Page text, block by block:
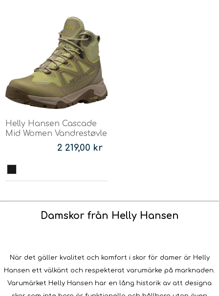
Helly Hansen Cascade
Mid Women Vandrestøvle
2 219,00 kr
Damskor från Helly Hansen
När det gäller kvalitet och komfort i skor för damer är Helly
Hansen ett välkänt och respekterat varumärke på marknaden.
Varumärket Helly Hansen har en lång historik av att designa